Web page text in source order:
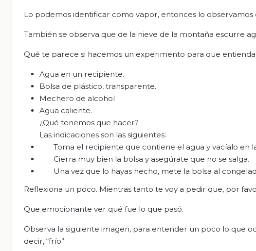
Lo podemos identificar como vapor, entonces lo observamos
También se observa que de la nieve de la montaña escurre
Qué te parece si hacemos un experimento para que
Agua en un recipiente.
Bolsa de plástico, transparente.
Mechero de alcohol
Agua caliente.
¿Qué tenemos que hacer?
Las indicaciones son las siguientes:
Toma el recipiente que contiene el agua y vacíalo en
Cierra muy bien la bolsa y asegúrate que no se salga.
Una vez que lo hayas hecho, mete la bolsa al
Reflexiona un poco. Mientras tanto te voy a pedir que, por
Que emocionante ver qué fue lo que pasó.
Observa la siguiente imagen, para entender un poco lo que
decir, “frío”.